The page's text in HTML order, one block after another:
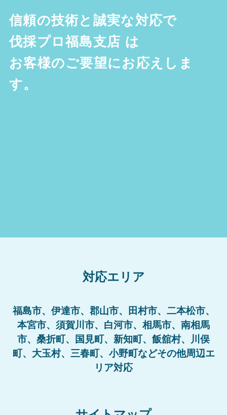
信頼の技術と誠実な対応で
伐採プロ福島支店 は
お客様のご要望にお応えしま
す。
対応エリア
福島市、伊達市、郡山市、田村市、二本松市、
本宮市、須賀川市、白河市、相馬市、南相馬
市、桑折町、国見町、新知町、飯舘村、川俣
町、大玉村、三春町、小野町などその他周辺エ
リア対応